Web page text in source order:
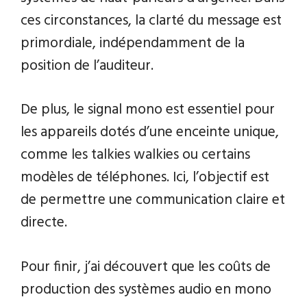
ces circonstances, la clarté du message est
primordiale, indépendamment de la
position de l’auditeur.
De plus, le signal mono est essentiel pour
les appareils dotés d’une enceinte unique,
comme les talkies walkies ou certains
modèles de téléphones. Ici, l’objectif est
de permettre une communication claire et
directe.
Pour finir, j’ai découvert que les coûts de
production des systèmes audio en mono